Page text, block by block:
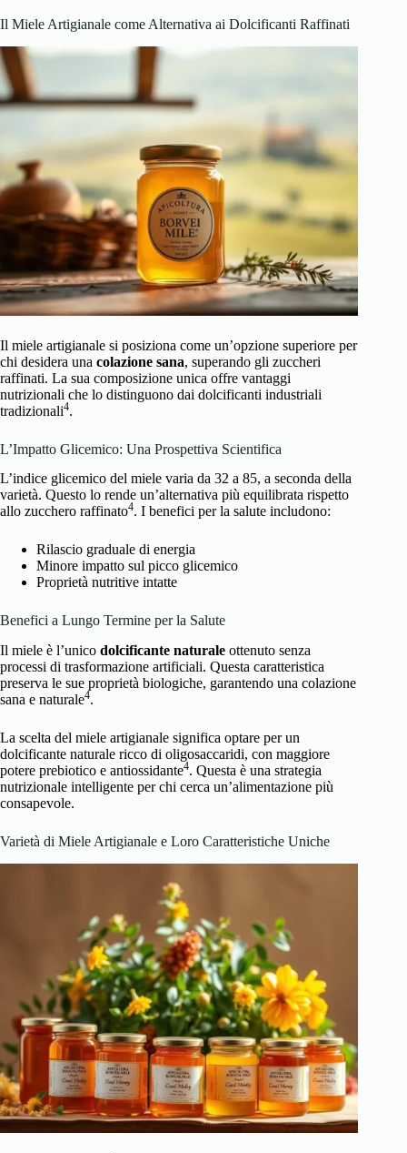
Il Miele Artigianale come Alternativa ai Dolcificanti Raffinati
Il miele artigianale si posiziona come un’opzione superiore per
chi desidera una colazione sana, superando gli zuccheri
raffinati. La sua composizione unica offre vantaggi
nutrizionali che lo distinguono dai dolcificanti industriali
tradizionali4.
L’Impatto Glicemico: Una Prospettiva Scientifica
L’indice glicemico del miele varia da 32 a 85, a seconda della
varietà. Questo lo rende un’alternativa più equilibrata rispetto
allo zucchero raffinato4. I benefici per la salute includono:
Rilascio graduale di energia
Minore impatto sul picco glicemico
Proprietà nutritive intatte
Benefici a Lungo Termine per la Salute
Il miele è l’unico dolcificante naturale ottenuto senza
processi di trasformazione artificiali. Questa caratteristica
preserva le sue proprietà biologiche, garantendo una colazione
sana e naturale4.
La scelta del miele artigianale significa optare per un
dolcificante naturale ricco di oligosaccaridi, con maggiore
potere prebiotico e antiossidante4. Questa è una strategia
nutrizionale intelligente per chi cerca un’alimentazione più
consapevole.
Varietà di Miele Artigianale e Loro Caratteristiche Uniche